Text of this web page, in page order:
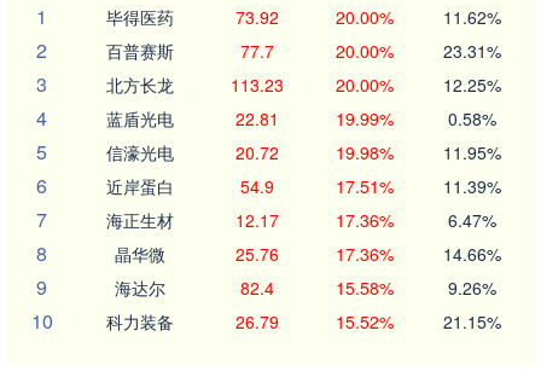
1
毕得医药 73.92 20.00% 11.62%
2 百普赛斯 77.7 20.00% 23.31%
3 北方长龙 113.23 20.00% 12.25%
4 蓝盾光电 22.81 19.99% 0.58%
5 信濠光电 20.72 19.98% 11.95%
6 近岸蛋白 54.9 17.51% 11.39%
7 海正生材 12.17 17.36% 6.47%
8 晶华微 25.76 17.36% 14.66%
9 海达尔 82.4 15.58% 9.26%
10 科力装备 26.79 15.52% 21.15%